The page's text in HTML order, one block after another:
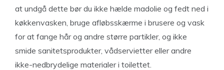
at undgå dette bør du ikke hælde madolie og fedt ned i
køkkenvasken, bruge afløbsskærme i brusere og vask
for at fange hår og andre større partikler, og ikke
smide sanitetsprodukter, vådservietter eller andre
ikke-nedbrydelige materialer i toilettet.